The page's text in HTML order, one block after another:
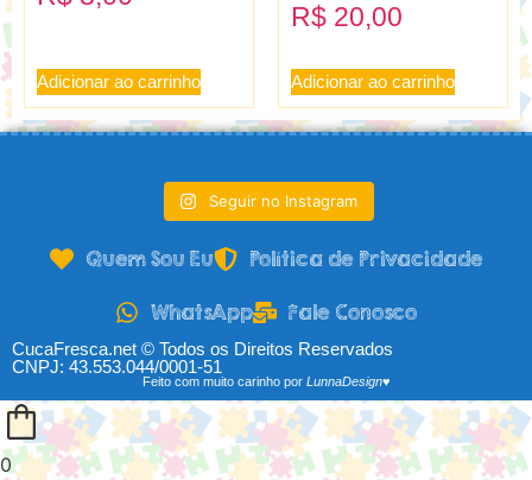
Adicionar ao carrinho
R$ 20,00
Adicionar ao carrinho
Seguir no Instagram
Quem Sou Eu Política de Privacidade
WhatsApp Fale Conosco
CucaFresca.net © Todos os Direitos Reservados
CNPJ: 43.553.044/0001-51
Feito com muito carinho por LunnaDesign♥
0